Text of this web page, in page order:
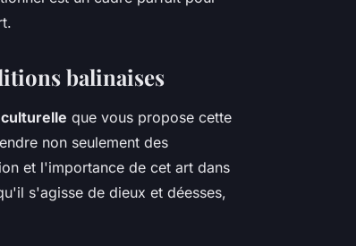
balinaises
que vous propose cette
non seulement des
et l'importance de cet art dans
s'agisse de dieux et déesses,